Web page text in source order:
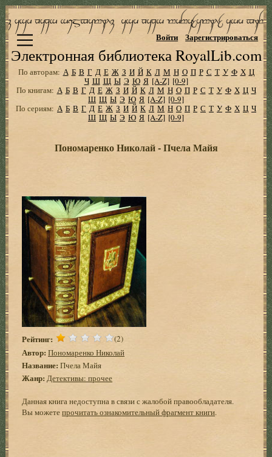
Электронная библиотека RoyalLib.com
Войти Зарегистрироваться
По авторам: А Б В Г Д Е Ж З И Й К Л М Н О П Р С Т У Ф Х Ц
Ч Ш Щ Ы Э Ю Я [A-Z] [0-9]
По книгам: А Б В Г Д Е Ж З И Й К Л М Н О П Р С Т У Ф Х Ц Ч
Ш Щ Ы Э Ю Я [A-Z] [0-9]
По сериям: А Б В Г Д Е Ж З И Й К Л М Н О П Р С Т У Ф Х Ц Ч
Ш Щ Ы Э Ю Я [A-Z] [0-9]
Пономаренко Николай - Пчела Майя
Рейтинг: (2)
Автор: Пономаренко Николай
Название: Пчела Майя
Жанр: Детективы: прочее
Данная книга недоступна в связи с жалобой правообладателя.
Вы можетепрочитать ознакомительный фрагмент книги.